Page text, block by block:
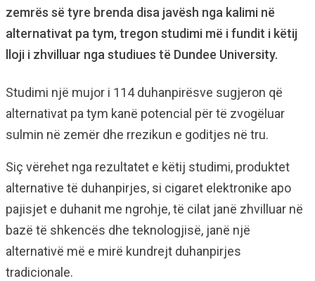
zemrës së tyre brenda disa javësh nga kalimi në
alternativat pa tym, tregon studimi më i fundit i këtij
lloji i zhvilluar nga studiues të Dundee University.
Studimi një mujor i 114 duhanpirësve sugjeron që
alternativat pa tym kanë potencial për të zvogëluar
sulmin në zemër dhe rrezikun e goditjes në tru.
Siç vërehet nga rezultatet e këtij studimi, produktet
alternative të duhanpirjes, si cigaret elektronike apo
pajisjet e duhanit me ngrohje, të cilat janë zhvilluar në
bazë të shkencës dhe teknologjisë, janë një
alternativë më e mirë kundrejt duhanpirjes
tradicionale.